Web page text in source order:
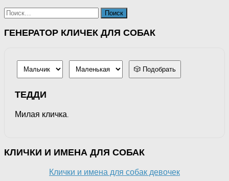
Найти:
ГЕНЕРАТОР КЛИЧЕК ДЛЯ СОБАК
🎲 Подобрать
ТЕДДИ
Милая кличка.
КЛИЧКИ И ИМЕНА ДЛЯ СОБАК
Клички и имена для собак девочек